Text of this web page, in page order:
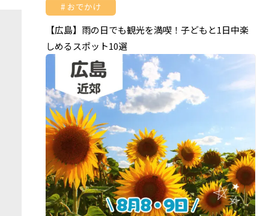
おでかけ
【広島】雨の日でも観光を満喫！子どもと1日中楽
しめるスポット10選